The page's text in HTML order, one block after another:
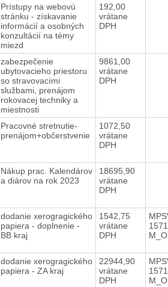
Prístupy na webovú
stránku - získavanie
informácií a osobných
konzultácií na témy
miezd
192,00
vrátane
DPH
zabezpečenie
ubytovacieho priestoru
so stravovacími
službami, prenájom
rokovacej techniky a
miestnosti
9861,00
vrátane
DPH
Pracovné stretnutie-
prenájom+občerstvenie
1072,50
vrátane
DPH
Nákup prac. Kalendárov
a diárov na rok 2023
18695,90
vrátane
DPH
dodanie xerogragického
papiera - doplnenie -
BB kraj
1542,75
vrátane
DPH
dodanie xerogragického
papiera - ZA kraj
22944,90
vrátane
DPH